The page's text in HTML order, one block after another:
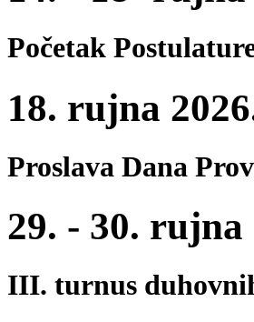
Početak
18. rujna
Proslava Dana
29. - 30. rujna
III. turnus